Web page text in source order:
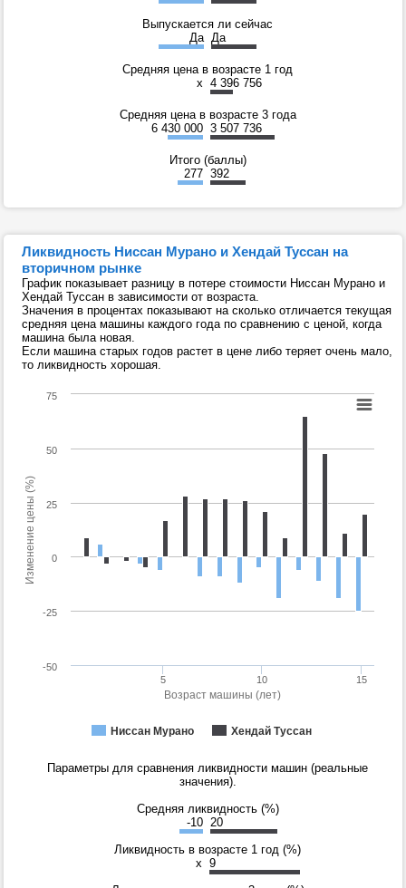
Выпускается ли сейчас
Да Да
Средняя цена в возрасте 1 год
x 4 396 756
Средняя цена в возрасте 3 года
6 430 000 3 507 736
Итого (баллы)
277 392
Ликвидность Ниссан Мурано и Хендай Туссан на
вторичном рынке
График показывает разницу в потере стоимости Ниссан Мурано и
Хендай Туссан в зависимости от возраста.
Значения в процентах показывают на сколько отличается текущая
средняя цена машины каждого года по сравнению с ценой, когда
машина была новая.
Если машина старых годов растет в цене либо теряет очень мало,
то ликвидность хорошая.
Возраст машины (лет)
Изменение цены (%)
Ниссан Мурано Хендай Туссан
5 10 15
0
-50
-25
25
50
75
Параметры для сравнения ликвидности машин (реальные
значения).
Средняя ликвидность (%)
-10 20
Ликвидность в возрасте 1 год (%)
x 9